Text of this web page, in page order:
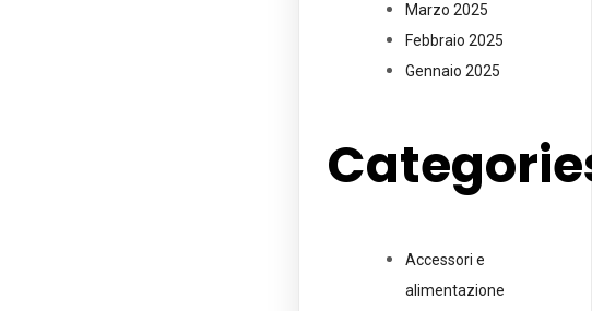
Marzo 2025
Febbraio 2025
Gennaio 2025
Accessori e
alimentazione